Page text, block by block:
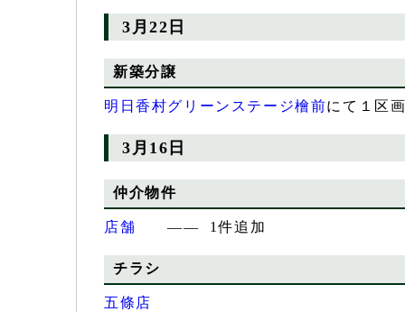
3月22日
新築分譲
明日香村グリーンステージ檜前にて１区
3月16日
仲介物件
店舗 ―― 1件追加
チラシ
五條店